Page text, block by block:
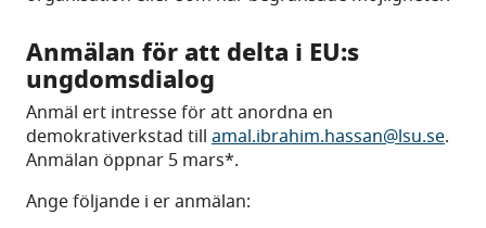
Anmälan för att delta i EU:s
ungdomsdialog
Anmäl ert intresse för att anordna en
demokrativerkstad till amal.ibrahim.hassan@lsu.se.
Anmälan öppnar 5 mars*.
Ange följande i er anmälan: